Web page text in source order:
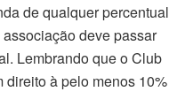
de qualquer percentual
deve passar
Lembrando que o Club
direito à pelo menos 10%